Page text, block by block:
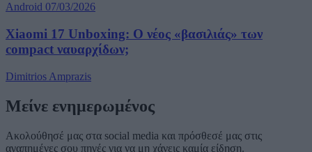
Android 07/03/2026
Xiaomi 17 Unboxing: Ο νέος «βασιλιάς» των
compact ναυαρχίδων;
Dimitrios Amprazis
Μείνε ενημερωμένος
Ακολούθησέ μας στα social media και πρόσθεσέ μας στις
αγαπημένες σου πηγές για να μη χάνεις καμία είδηση.